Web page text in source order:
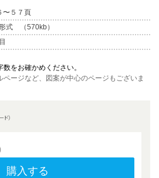
５７頁
式 （570kb）
をお確かめください。
ページなど、図案が中心のページもございま
ド）
購入する